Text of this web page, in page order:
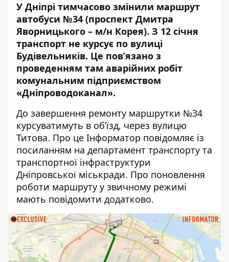
У Дніпрі тимчасово змінили маршрут
автобуси №34 (проспект Дмитра
Яворницького – м/н Корея). З 12 січня
транспорт не курсує по вулиці
Будівельників. Це пов’язано з
проведенням там аварійних робіт
комунальним підприємством
«Дніпроводоканал».
До завершення ремонту маршрутки №34
курсуватимуть в об’їзд, через вулицю
Титова. Про це Інформатор повідомляє із
посиланням на департамент транспорту та
транспортної інфраструктури
Дніпровської міськради. Про поновлення
роботи маршруту у звичному режимі
мають повідомити додатково.